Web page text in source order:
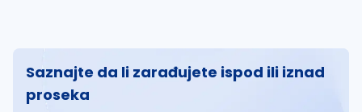
Saznajte da li zarađujete ispod ili iznad
proseka